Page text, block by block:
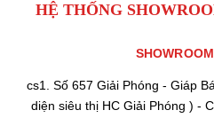
HỆ THỐNG
cs1. Số 657 Giải Phóng - Giáp
diện siêu thị HC Giải Phóng ) -